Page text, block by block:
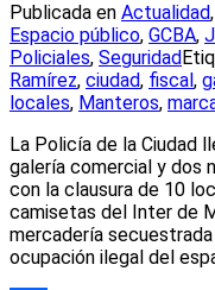
Publicada en Actualidad,
Espacio público, GCBA,
Policiales, Seguridad
Ramírez, ciudad, fiscal ,
locales, Manteros,
La Policía de la Ciudad
galería comercial y dos
con la clausura de 10
camisetas del Inter de
mercadería
ocupación ilegal del